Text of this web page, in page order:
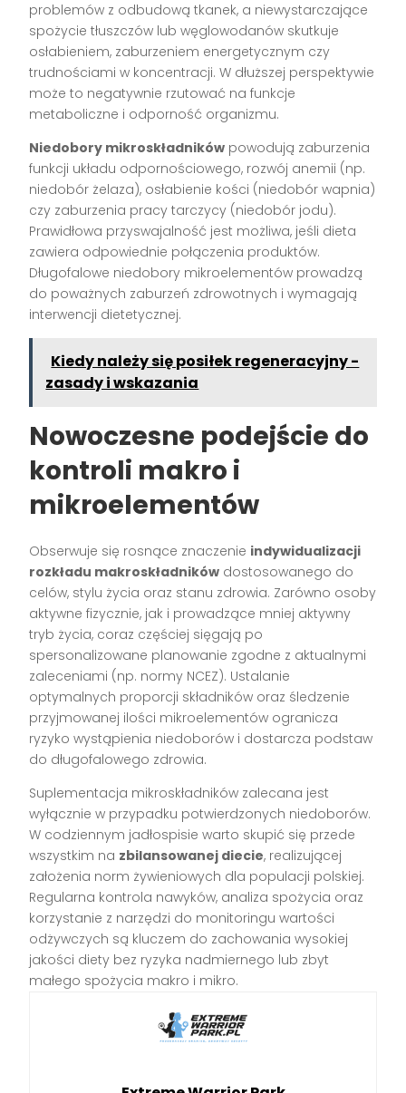
problemów z odbudową tkanek, a niewystarczające
spożycie tłuszczów lub węglowodanów skutkuje
osłabieniem, zaburzeniem energetycznym czy
trudnościami w koncentracji. W dłuższej perspektywie
może to negatywnie rzutować na funkcje
metaboliczne i odporność organizmu.
Niedobory mikroskładników powodują zaburzenia
funkcji układu odpornościowego, rozwój anemii (np.
niedobór żelaza), osłabienie kości (niedobór wapnia)
czy zaburzenia pracy tarczycy (niedobór jodu).
Prawidłowa przyswajalność jest możliwa, jeśli dieta
zawiera odpowiednie połączenia produktów.
Długofalowe niedobory mikroelementów prowadzą
do poważnych zaburzeń zdrowotnych i wymagają
interwencji dietetycznej.
Kiedy należy się posiłek regeneracyjny -
zasady i wskazania
Nowoczesne podejście do
kontroli makro i
mikroelementów
Obserwuje się rosnące znaczenie indywidualizacji
rozkładu makroskładników dostosowanego do
celów, stylu życia oraz stanu zdrowia. Zarówno osoby
aktywne fizycznie, jak i prowadzące mniej aktywny
tryb życia, coraz częściej sięgają po
spersonalizowane planowanie zgodne z aktualnymi
zaleceniami (np. normy NCEZ). Ustalanie
optymalnych proporcji składników oraz śledzenie
przyjmowanej ilości mikroelementów ogranicza
ryzyko wystąpienia niedoborów i dostarcza podstaw
do długofalowego zdrowia.
Suplementacja mikroskładników zalecana jest
wyłącznie w przypadku potwierdzonych niedoborów.
W codziennym jadłospisie warto skupić się przede
wszystkim na zbilansowanej diecie, realizującej
założenia norm żywieniowych dla populacji polskiej.
Regularna kontrola nawyków, analiza spożycia oraz
korzystanie z narzędzi do monitoringu wartości
odżywczych są kluczem do zachowania wysokiej
jakości diety bez ryzyka nadmiernego lub zbyt
małego spożycia makro i mikro.